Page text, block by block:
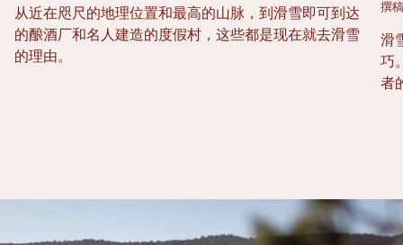
从近在咫尺的地理位置和最高的山脉，到滑雪即可到达
的酿酒厂和名人建造的度假村，这些都是现在就去滑雪
的理由。
撰
滑
巧
者